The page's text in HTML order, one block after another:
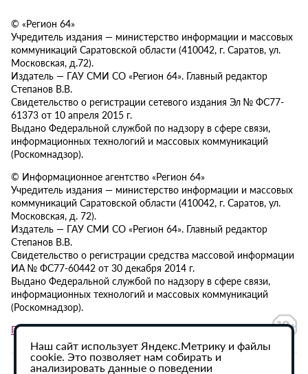
© «Регион 64»
Учредитель издания — министерство информации и массовых
коммуникаций Саратовской области (410042, г. Саратов, ул.
Московская, д.72).
Издатель — ГАУ СМИ СО «Регион 64». Главный редактор
Степанов В.В.
Свидетельство о регистрации сетевого издания Эл № ФС77-
61373 от 10 апреля 2015 г.
Выдано Федеральной службой по надзору в сфере связи,
информационных технологий и массовых коммуникаций
(Роскомнадзор).
© Информационное агентство «Регион 64»
Учредитель издания — министерство информации и массовых
коммуникаций Саратовской области (410042, г. Саратов, ул.
Московская, д. 72).
Издатель — ГАУ СМИ СО «Регион 64». Главный редактор
Степанов В.В.
Свидетельство о регистрации средства массовой информации
ИА № ФС77-60442 от 30 декабря 2014 г.
Выдано Федеральной службой по надзору в сфере связи,
информационных технологий и массовых коммуникаций
(Роскомнадзор).
Политика в отношении обработки персональных данных
Наш сайт использует Яндекс.Метрику и файлы
cookie. Это позволяет нам собирать и
анализировать данные о поведении